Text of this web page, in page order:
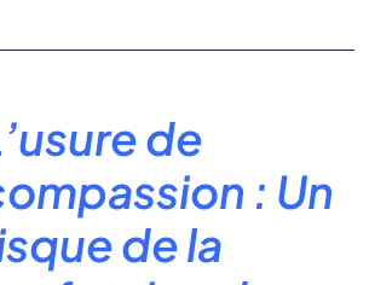
de
: Un
de la